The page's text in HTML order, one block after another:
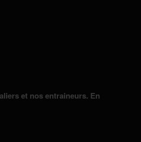
et nos entraineurs. En